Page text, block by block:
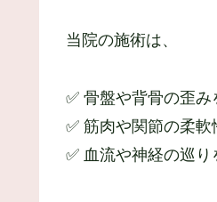
当院の施術は、
✅ 骨盤や背骨の歪み
✅ 筋肉や関節の柔
✅ 血流や神経の巡り